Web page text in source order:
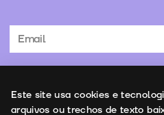
Subscrever Newsletter
Este site usa cookies e
arquivos ou trechos de texto